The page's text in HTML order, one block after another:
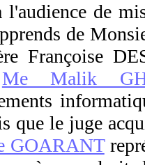
l'audience de
de
Françoise
Me Malik
que le juge
GOARANT